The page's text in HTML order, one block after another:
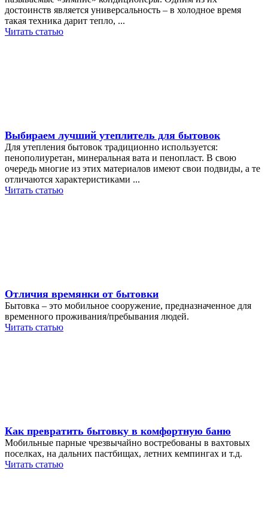
достоинств является универсальность – в холодное время
такая техника дарит тепло, ...
Читать статью
Выбираем лучший утеплитель для бытовок
Для утепления бытовок традиционно используется:
пенополиуретан, минеральная вата и пенопласт. В свою
очередь многие из этих материалов имеют свои подвиды, а те
отличаются характеристиками ...
Читать статью
Отличия времянки от бытовки
Бытовка – это мобильное сооружение, предназначенное для
временного проживания/пребывания людей.
Читать статью
Как превратить бытовку в комфортную баню
Мобильные парные чрезвычайно востребованы в вахтовых
поселках, на дальних пастбищах, летних кемпингах и т.д.
Читать статью